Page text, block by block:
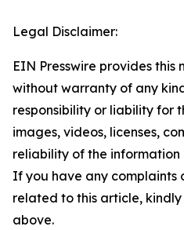
Legal Disclaimer:
EIN Presswire provides this
without warranty of any
responsibility or liability for
images, videos, licenses,
reliability of the
If you have any complaints
related to this article,
above.